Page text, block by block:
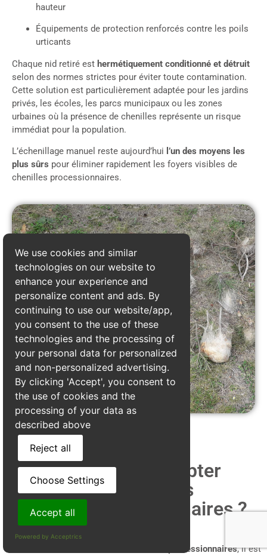
hauteur
Équipements de protection renforcés contre les poils
urticants
Chaque nid retiré est hermétiquement conditionné et détruit
selon des normes strictes pour éviter toute contamination.
Cette solution est particulièrement adaptée pour les jardins
privés, les écoles, les parcs municipaux ou les zones
urbaines où la présence de chenilles représente un risque
immédiat pour la population.
L’échenillage manuel reste aujourd’hui l’un des moyens les
plus sûrs pour éliminer rapidement les foyers visibles de
chenilles processionnaires.
Quels prix faut il compter
pour le traitement des
chenilles processionnaires ?
chenilles processionnaires, il est
We use cookies and similar
technologies on our website to
enhance your experience and
personalize content and ads. By
continuing to use our website/app,
you consent to the use of these
technologies and the processing of
your personal data for personalized
and non-personalized advertising.
By clicking 'Accept', you consent to
the use of cookies and the
processing of your data as
described above
Reject all
Choose Settings
Accept all
Powered by Acceptrics